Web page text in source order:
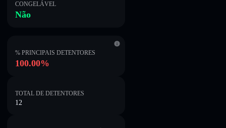
CONGELÁVEL
Não
% PRINCIPAIS DETENTORES
100.00%
TOTAL DE DETENTORES
12